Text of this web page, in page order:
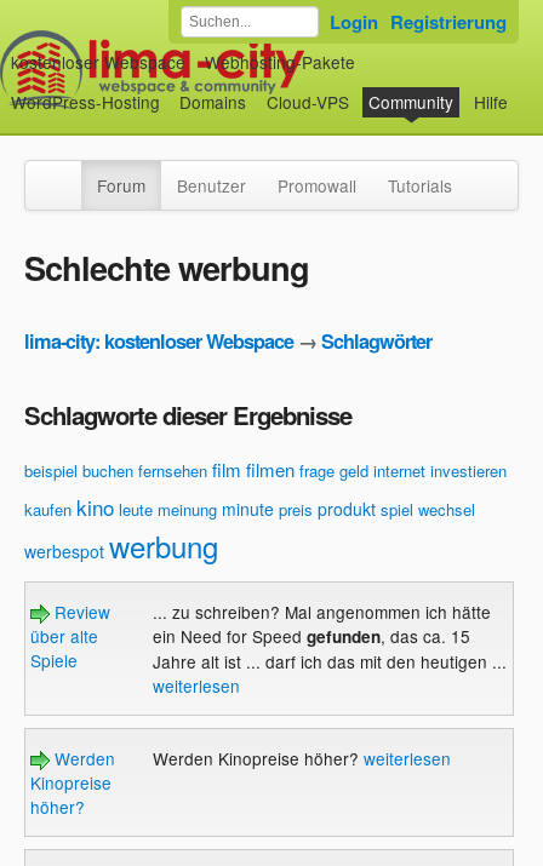
kostenloser Webspace
Webhosting-Pakete
WordPress-Hosting
Domains Cloud-VPS Community Hilfe
Login Registrierung
Forum Benutzer Promowall Tutorials
Schlechte werbung
lima-city: kostenloser Webspace→Schlagwörter
Schlagworte dieser Ergebnisse
beispiel buchen fernsehen film filmen frage geld internet investieren
kaufen kino leute meinung minute preis produkt spiel wechsel
werbespot werbung
Review
über alte
Spiele
... zu schreiben? Mal angenommen ich hätte
ein Need for Speed gefunden, das ca. 15
Jahre alt ist ... darf ich das mit den heutigen ...
weiterlesen
Werden
Kinopreise
höher?
Werden Kinopreise höher? weiterlesen